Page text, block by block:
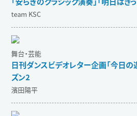
team KSC
舞台・芸能
日刊ダンスビデオレター企画「今日
ズン2
濱田陽平